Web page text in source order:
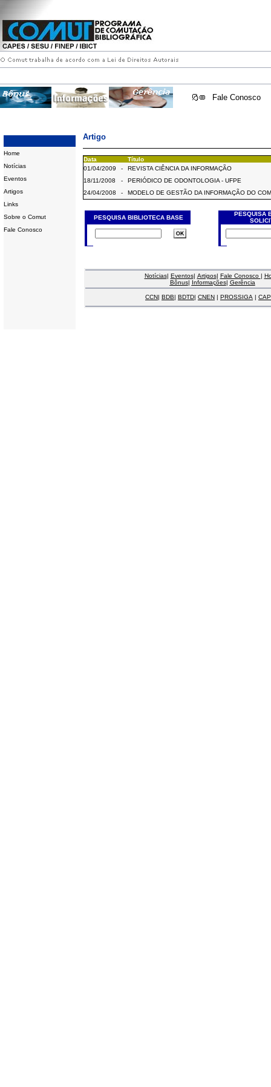
Fale Conosco
Home
Notícias
Eventos
Artigos
Links
Sobre o Comut
Fale Conosco
Artigo
Data
Título
01/04/2009
-
REVISTA CIÊNCIA DA INFORMAÇÃO
18/11/2008
-
PERIÓDICO DE ODONTOLOGIA - UFPE
24/04/2008
- MODELO DE GESTÃO DA INFORMAÇÃO DO
PESQUISA BIBLIOTECA BASE
PESQUISA
Notícias| Eventos| Artigos| Fale Conosco |
Bônus| Informações| Gerência
CCN| BDB| BDTD| CNEN | PROSSIGA |